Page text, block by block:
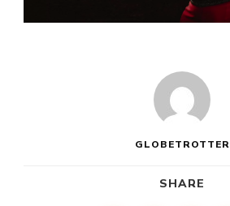
GLOBETROTTER
SHARE